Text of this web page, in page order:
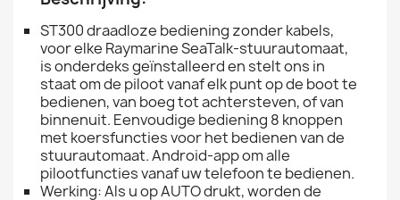
ST300 draadloze bediening zonder kabels,
voor elke Raymarine SeaTalk-stuurautomaat,
is onderdeks geïnstalleerd en stelt ons in
staat om de piloot vanaf elk punt op de boot te
bedienen, van boeg tot achtersteven, of van
binnenuit. Eenvoudige bediening 8 knoppen
met koersfuncties voor het bedienen van de
stuurautomaat. Android-app om alle
pilootfuncties vanaf uw telefoon te bedienen.
Werking: Als u op AUTO drukt, worden de